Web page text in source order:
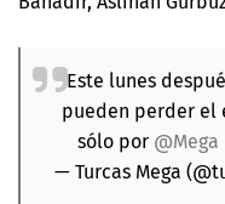
Este lunes
pueden perder el
sólo por @Mega
— Turcas Mega